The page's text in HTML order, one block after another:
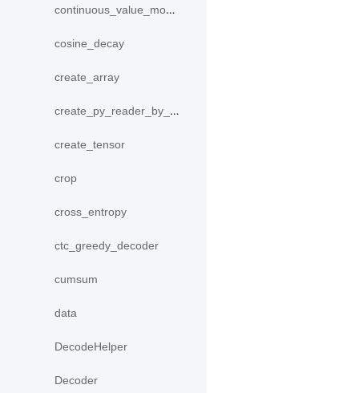
continuous_value_model
cosine_decay
create_array
create_py_reader_by_data
create_tensor
crop
cross_entropy
ctc_greedy_decoder
cumsum
data
DecodeHelper
Decoder